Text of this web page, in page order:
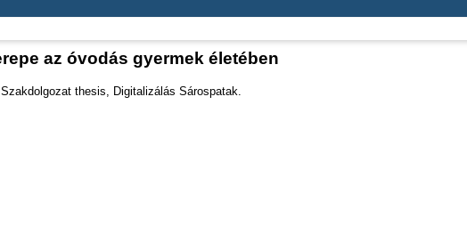
az óvodás gyermek életében
Szakdolgozat thesis, Digitalizálás Sárospatak.